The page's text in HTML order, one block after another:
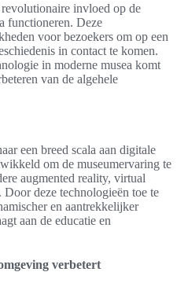
invloed op de
functioneren. Deze
voor bezoekers om op een
in contact te komen.
in moderne musea komt
van de algehele
een breed scala aan digitale
om de museumervaring te
augmented reality, virtual
deze technologieën toe te
en aantrekkelijker
aan de educatie en
verbetert